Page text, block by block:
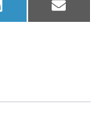
LinkedIn Email